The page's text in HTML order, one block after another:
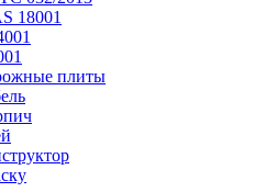
18001
плиты